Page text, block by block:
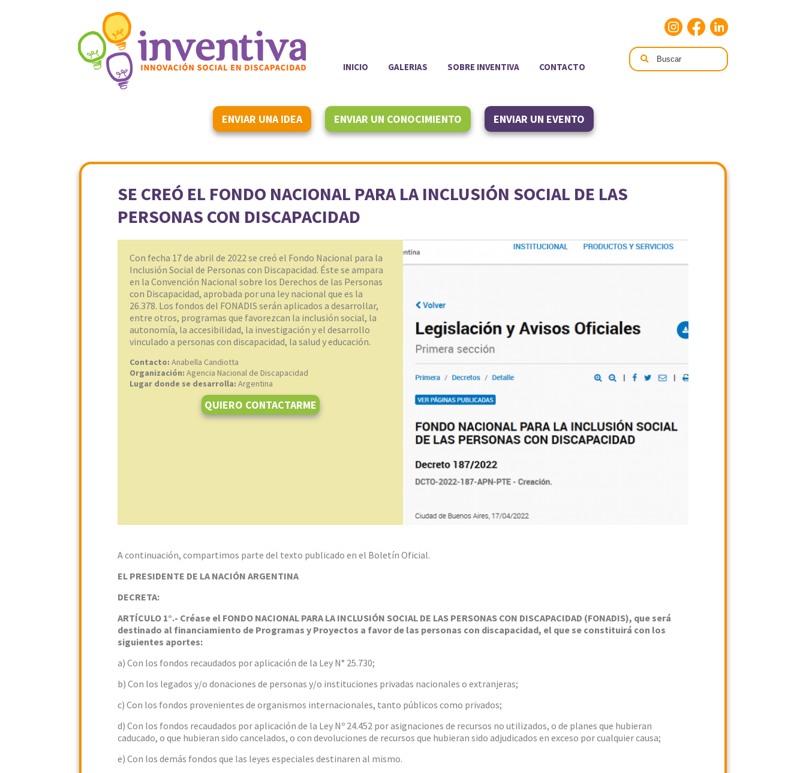
INICIO GALERIAS SOBRE INVENTIVA CONTACTO
ENVIAR UNA IDEA ENVIAR UN CONOCIMIENTO ENVIAR UN EVENTO
SE CREÓ EL FONDO NACIONAL PARA LA INCLUSIÓN SOCIAL DE LAS
PERSONAS CON DISCAPACIDAD
Con fecha 17 de abril de 2022 se creó el Fondo Nacional para la
Inclusión Social de Personas con Discapacidad. Éste se ampara
en la Convención Nacional sobre los Derechos de las Personas
con Discapacidad, aprobada por una ley nacional que es la
26.378. Los fondos del FONADIS serán aplicados a desarrollar,
entre otros, programas que favorezcan la inclusión social, la
autonomía, la accesibilidad, la investigación y el desarrollo
vinculado a personas con discapacidad, la salud y educación.
Contacto: Anabella Candiotta
Organización: Agencia Nacional de Discapacidad
Lugar donde se desarrolla: Argentina
QUIERO CONTACTARME
A continuación, compartimos parte del texto publicado en el Boletín Oficial.
EL PRESIDENTE DE LA NACIÓN ARGENTINA
DECRETA:
ARTÍCULO 1°.- Créase el FONDO NACIONAL PARA LA INCLUSIÓN SOCIAL DE LAS PERSONAS CON DISCAPACIDAD (FONADIS), que será
destinado al financiamiento de Programas y Proyectos a favor de las personas con discapacidad, el que se constituirá con los
siguientes aportes:
a) Con los fondos recaudados por aplicación de la Ley N° 25.730;
b) Con los legados y/o donaciones de personas y/o instituciones privadas nacionales o extranjeras;
c) Con los fondos provenientes de organismos internacionales, tanto públicos como privados;
d) Con los fondos recaudados por aplicación de la Ley Nº 24.452 por asignaciones de recursos no utilizados, o de planes que hubieran
caducado, o que hubieran sido cancelados, o con devoluciones de recursos que hubieran sido adjudicados en exceso por cualquier causa;
e) Con los demás fondos que las leyes especiales destinaren al mismo.